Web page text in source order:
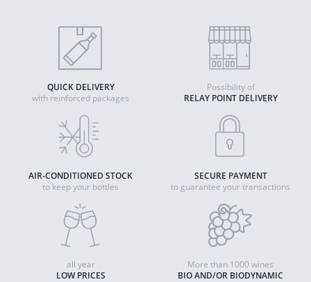
QUICK DELIVERY
with reinforced packages
RELAY POINT DELIVERY
Possibility of
AIR-CONDITIONED STOCK
to keep your bottles
SECURE PAYMENT
to guarantee your transactions
LOW PRICES
all year
BIO AND/OR BIODYNAMIC
More than 1000 wines